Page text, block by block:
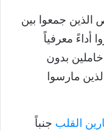
الذين جمعوا بين
أداءً معرفياً
بدون
مارسوا
القلب جنباً